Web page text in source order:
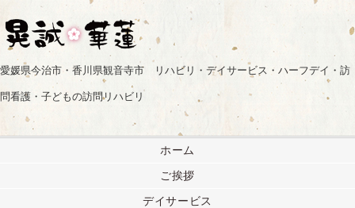
愛媛県今治市・香川県観音寺市 リハビリ・デイサービス・ハーフデイ・訪
問看護・子どもの訪問リハビリ
ホーム
ご挨拶
デイサービス